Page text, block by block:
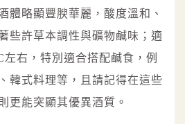
體略顯豐腴華麗，酸度溫和、
些許草本調性與礦物鹹味；適
左右，特別適合搭配鹹食，例
韓式料理等，且請記得在這些
更能突顯其優異酒質。